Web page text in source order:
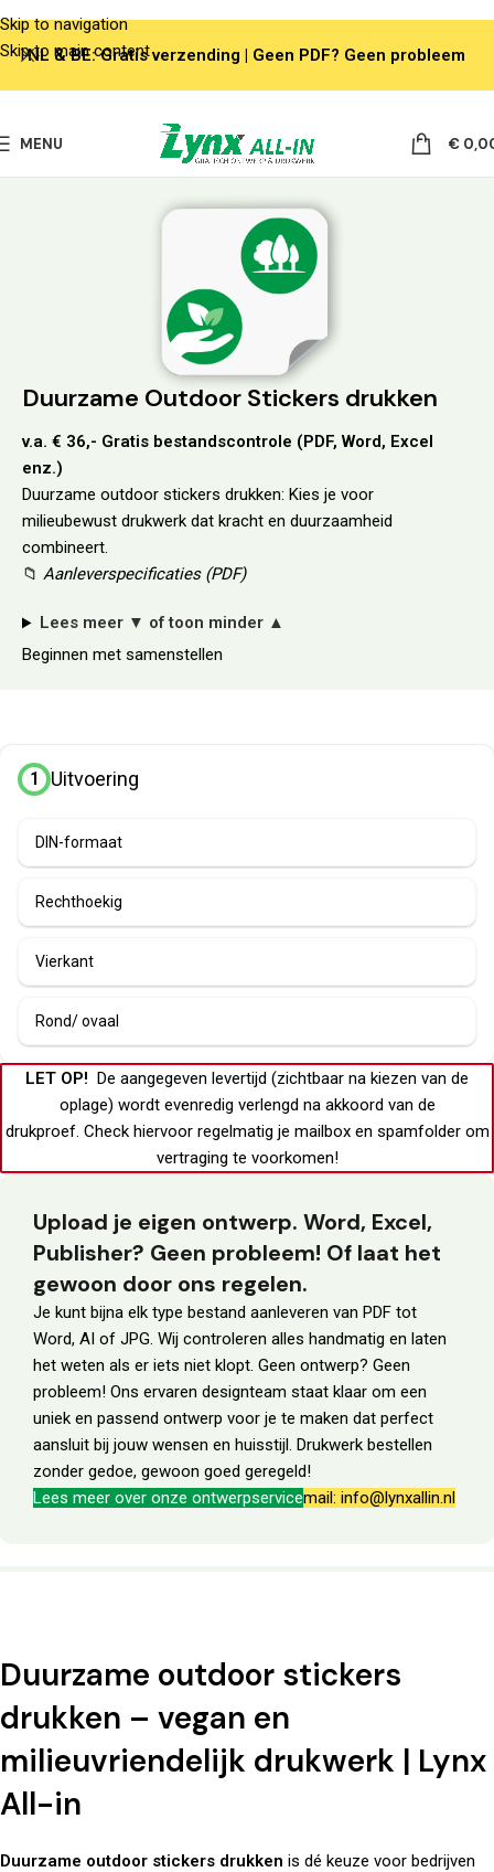
Skip to navigation
Skip to main content
MENU €
Duurzame Outdoor Stickers drukken
v.a. € 36,- Gratis bestandscontrole (PDF, Word, Excel
enz.)
Duurzame outdoor stickers drukken: Kies je voor
milieubewust drukwerk dat kracht en duurzaamheid
combineert.
📁 Aanleverspecificaties (PDF)
Lees meer ▼ of toon minder ▲
Beginnen met samenstellen
1 Uitvoering
DIN-formaat
Rechthoekig
Vierkant
Rond/ ovaal
LET OP! De aangegeven levertijd (zichtbaar na kiezen van de
oplage) wordt evenredig verlengd na akkoord van de
drukproef. Check hiervoor regelmatig je mailboxen spamfolderom
vertraging te voorkomen!
Upload je eigen ontwerp. Word, Excel,
Publisher? Geen probleem! Of laat het
gewoon door ons regelen.
Je kunt bijna elk type bestand aanleveren van PDF tot
Word, AI of JPG. Wij controleren alles handmatig en laten
het weten als er iets niet klopt. Geen ontwerp? Geen
probleem! Ons ervaren designteam staat klaar om een
uniek en passend ontwerp voor je te maken dat perfect
aansluit bij jouw wensen en huisstijl. Drukwerk bestellen
zonder gedoe, gewoon goed geregeld!
Lees meer over onze ontwerpservicemail: info@lynxallin.nl
Duurzame outdoor stickers
drukken – vegan en
milieuvriendelijk drukwerk | Lynx
All-in
Duurzame outdoor stickers drukken is dé keuze voor bedrijven
NL & BE: Gratis verzending | Geen PDF? Geen probleem